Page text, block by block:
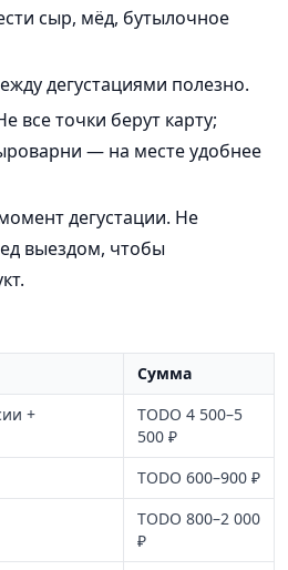
сыр, мёд, бутылочное
дегустациями полезно.
все точки берут карту;
— на месте удобнее
дегустации. Не
выездом, чтобы
Сумма
+
TODO 4 500–5
500 ₽
TODO 600–900 ₽
TODO 800–2 000
₽